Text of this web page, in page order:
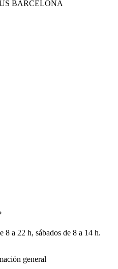
BARCELONA
8 a 22 h, sábados de 8 a 14 h.
general